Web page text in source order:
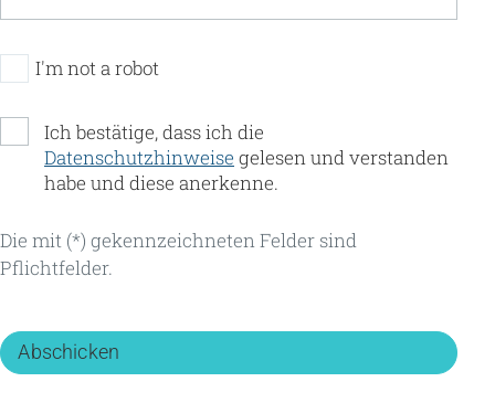
I'm not a robot
Ich bestätige, dass ich die
Datenschutzhinweise gelesen und verstanden
habe und diese anerkenne.
Die mit (*) gekennzeichneten Felder sind
Pflichtfelder.